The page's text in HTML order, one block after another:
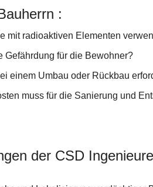
:
mit radioaktiven Elementen
Gefährdung für die Bewohner?
einem Umbau oder Rückbau
muss für die Sanierung und
der CSD